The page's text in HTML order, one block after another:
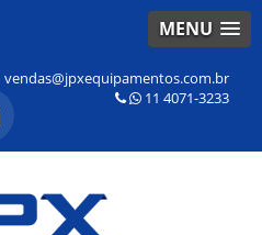
MENU
vendas@jpxequipamentos.com.br
11 4071-3233